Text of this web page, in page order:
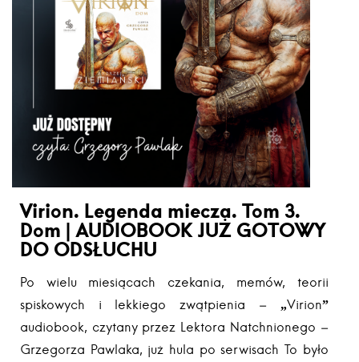
Virion. Legenda miecza. Tom 3.
Dom | AUDIOBOOK JUŻ GOTOWY
DO ODSŁUCHU
Po wielu miesiącach czekania, memów, teorii
spiskowych i lekkiego zwątpienia – „Virion”
audiobook, czytany przez Lektora Natchnionego –
Grzegorza Pawlaka, już hula po serwisach To było